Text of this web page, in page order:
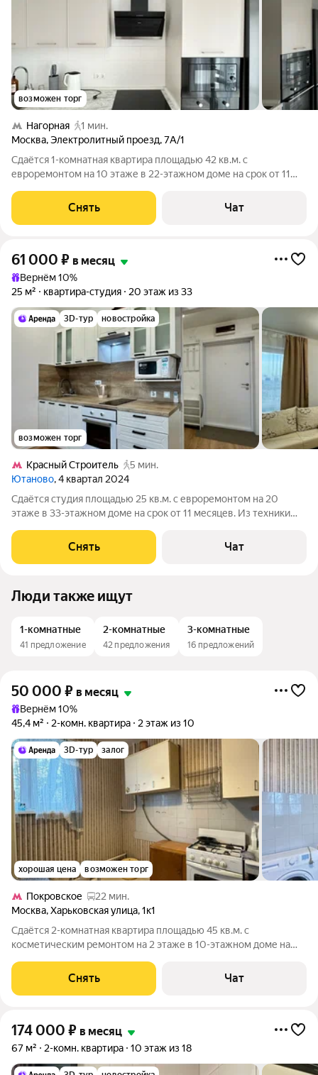
возможен торг
Нагорная
1 мин.
Москва,Электролитный проезд,7А/1
Сдаётся 1-комнатная квартира площадью 42 кв.м. с
евроремонтом на 10 этаже в 22-этажном доме на срок от 11
Стиральная машина Холодильник Посудомоечная машина
Кондиционер Микроволновка Пылесос
Снять Чат
61 000 ₽ в месяц
Вернём 10%
25 м²
квартира-студия 20 этаж из 33
3D-тур новостройка
возможен торг
Кpacный Строитель
5 мин.
Ютаново, 4 квартал 2024
Сдаётся студия площадью 25 кв.м. с евроремонтом на 20
этаже в 33-этажном доме на срок от 11 месяцев. Из техники
Кондиционер Микроволновка Дом - монолитный. В подъезде 4
лифта грузопассажирских
Снять Чат
Люди также ищут
1-комнатные
41 предложение
2-комнатные
42 предложения
3-комнатные
16 предложений
50 000 ₽ в месяц
Вернём 10%
45,4 м²
2-комн. квартира 2 этаж из 10
3D-тур залог
хорошая цена возможен торг
Покровское
22 мин.
Москва,Харьковская улица,1к1
Сдаётся 2-комнатная квартира площадью 45 кв.м. с
косметическим ремонтом на 2 этаже в 10-этажном доме на
Стиральная машина Холодильник Дом - панельный, окна
выходят на улицу. В подъезде 1
Снять Чат
174 000 ₽ в месяц
67 м² 2-комн. квартира 10 этаж из 18